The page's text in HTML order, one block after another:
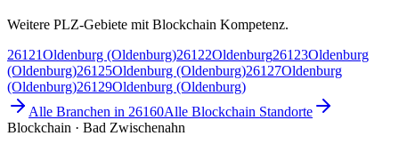
Weitere PLZ-Gebiete mit Blockchain Kompetenz.
26121Oldenburg (Oldenburg)26122Oldenburg26123Oldenburg
(Oldenburg)26125Oldenburg (Oldenburg)26127Oldenburg
(Oldenburg)26129Oldenburg (Oldenburg)
Alle Branchen in 26160Alle Blockchain Standorte
Blockchain · Bad Zwischenahn